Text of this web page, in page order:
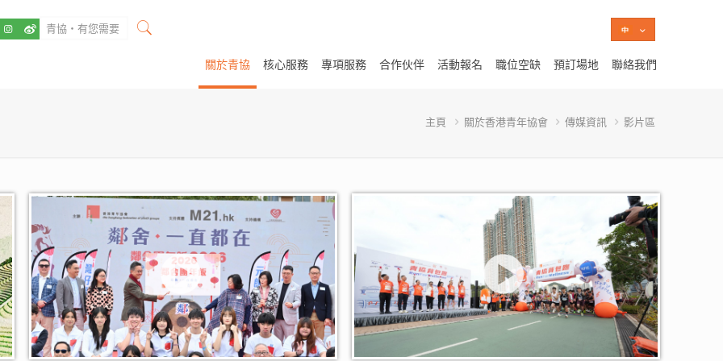
關於青協 核心服務 專項服務 合作伙伴 活動報名 職位空缺 預訂場地 聯絡我們
主頁 關於香港青年協會 傳媒資訊 影片區